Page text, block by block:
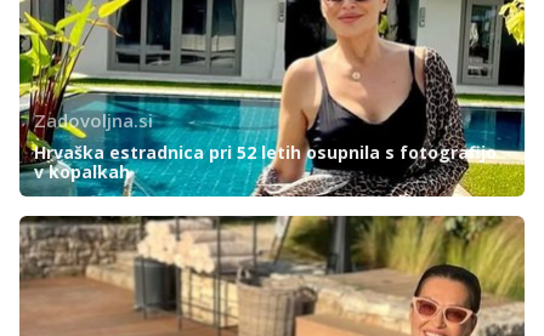
Zadovoljna.si
Hrvaška estradnica pri 52 letih osupnila s fotografijo
v kopalkah